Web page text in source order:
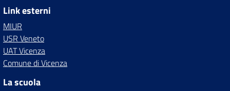
Link esterni
MIUR
USR Veneto
UAT Vicenza
Comune di Vicenza
La scuola